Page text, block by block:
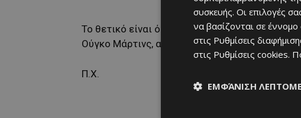
Το θετικό είναι ότι προσφέρουν ήδη
Ούγκο Μάρτινς, από το πρώτο ματς του 2026…
Π.X.
συσκευής. Οι επιλογές
να βασίζονται σε έννομο
στις Ρυθμίσεις
στις Ρυθμίσεις cookies.
ΕΜΦΆΝΙΣΗ